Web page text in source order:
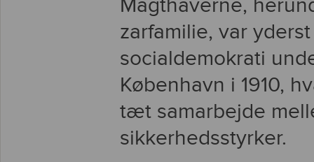
Magthaverne,
zarfamilie, var
socialdemokrati
København i 1910,
tæt samarbejde
sikkerhedsstyrker.